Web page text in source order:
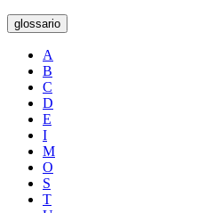
glossario
A
B
C
D
E
I
M
O
S
T